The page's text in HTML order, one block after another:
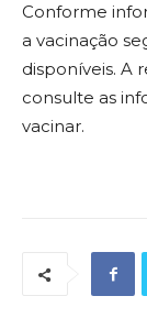
Conforme
a vacinação
disponíveis. A
consulte as
vacinar.